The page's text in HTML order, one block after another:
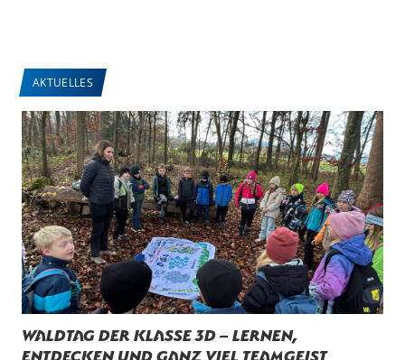
AKTUELLES
Waldtag der Klasse 3d – Lernen,
Entdecken und ganz viel Teamgeist